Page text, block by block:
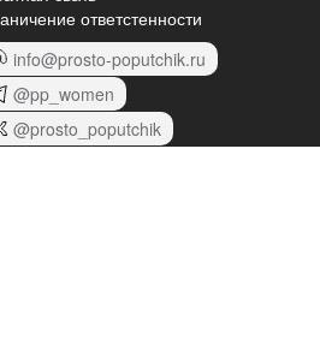
ответстенности
info@prosto-poputchik.ru
@pp_women
@prosto_poputchik